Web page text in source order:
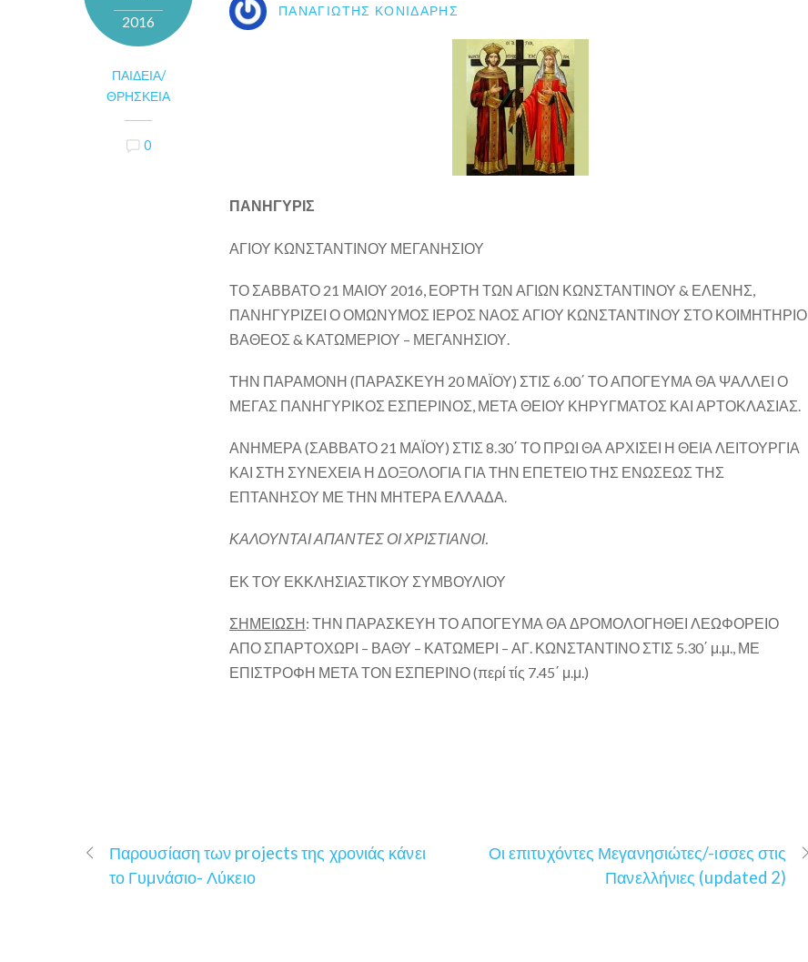
2016
ΠΑΙΔΕΊΑ/
ΘΡΗΣΚΕΊΑ
0
ΠΑΝΑΓΙΏΤΗΣ ΚΟΝΙΔΆΡΗΣ
ΠΑΝΗΓΥΡΙΣ
ΑΓΙΟΥ ΚΩΝΣΤΑΝΤΙΝΟΥ ΜΕΓΑΝΗΣΙΟΥ
ΤΟ ΣΑΒΒΑΤΟ 21 ΜΑΙΟΥ 2016, ΕΟΡΤΗ ΤΩΝ ΑΓΙΩΝ ΚΩΝΣΤΑΝΤΙΝΟΥ & ΕΛΕΝΗΣ,
ΠΑΝΗΓΥΡΙΖΕΙ Ο ΟΜΩΝΥΜΟΣ ΙΕΡΟΣ ΝΑΟΣ ΑΓΙΟΥ ΚΩΝΣΤΑΝΤΙΝΟΥ ΣΤΟ ΚΟΙΜΗΤΗΡΙΟ
ΒΑΘΕΟΣ & ΚΑΤΩΜΕΡΙΟΥ – ΜΕΓΑΝΗΣΙΟΥ.
ΤΗΝ ΠΑΡΑΜΟΝΗ (ΠΑΡΑΣΚΕΥΗ 20 ΜΑΪΟΥ) ΣΤΙΣ 6.00΄ ΤΟ ΑΠΟΓΕΥΜΑ ΘΑ ΨΑΛΛΕΙ Ο
ΜΕΓΑΣ ΠΑΝΗΓΥΡΙΚΟΣ ΕΣΠΕΡΙΝΟΣ, ΜΕΤΑ ΘΕΙΟΥ ΚΗΡΥΓΜΑΤΟΣ ΚΑΙ ΑΡΤΟΚΛΑΣΙΑΣ.
ΑΝΗΜΕΡΑ (ΣΑΒΒΑΤΟ 21 ΜΑΪΟΥ) ΣΤΙΣ 8.30΄ ΤΟ ΠΡΩΙ ΘΑ ΑΡΧΙΣΕΙ Η ΘΕΙΑ ΛΕΙΤΟΥΡΓΙΑ
ΚΑΙ ΣΤΗ ΣΥΝΕΧΕΙΑ Η ΔΟΞΟΛΟΓΙΑ ΓΙΑ ΤΗΝ ΕΠΕΤΕΙΟ ΤΗΣ ΕΝΩΣΕΩΣ ΤΗΣ
ΕΠΤΑΝΗΣΟΥ ΜΕ ΤΗΝ ΜΗΤΕΡΑ ΕΛΛΑΔΑ.
ΚΑΛΟΥΝΤΑΙ ΑΠΑΝΤΕΣ ΟΙ ΧΡΙΣΤΙΑΝΟΙ.
ΕΚ ΤΟΥ ΕΚΚΛΗΣΙΑΣΤΙΚΟΥ ΣΥΜΒΟΥΛΙΟΥ
ΣΗΜΕΙΩΣΗ: ΤΗΝ ΠΑΡΑΣΚΕΥΗ ΤΟ ΑΠΟΓΕΥΜΑ ΘΑ ΔΡΟΜΟΛΟΓΗΘΕΙ ΛΕΩΦΟΡΕΙΟ
ΑΠΟ ΣΠΑΡΤΟΧΩΡΙ – ΒΑΘΥ – ΚΑΤΩΜΕΡΙ – ΑΓ. ΚΩΝΣΤΑΝΤΙΝΟ ΣΤΙΣ 5.30΄ μ.μ., ΜΕ
ΕΠΙΣΤΡΟΦΗ ΜΕΤΑ ΤΟΝ ΕΣΠΕΡΙΝΟ (περί τίς 7.45΄ μ.μ.)
Παρουσίαση των projects της χρονιάς κάνει
το Γυμνάσιο- Λύκειο
Οι επιτυχόντες Μεγανησιώτες/-ισσες στις
Πανελλήνιες (updated 2)